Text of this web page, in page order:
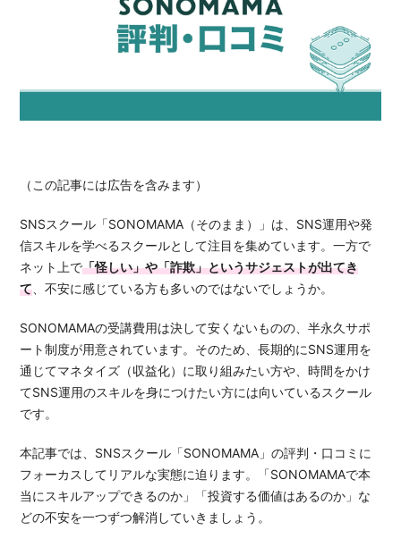
（この記事には広告を含みます）
SNSスクール「SONOMAMA（そのまま）」は、SNS運用や発
信スキルを学べるスクールとして注目を集めています。一方で
ネット上で「怪しい」や「詐欺」というサジェストが出てき
て 、不安に感じている方も多いのではないでしょうか。
SONOMAMAの受講費用は決して安くないものの、半永久サポ
ート制度が用意されています。そのため、長期的にSNS運用を
通じてマネタイズ（収益化）に取り組みたい方や、時間をかけ
てSNS運用のスキルを身につけたい方には向いているスクール
です。
本記事では、SNSスクール「SONOMAMA」の評判・口コミに
フォーカスしてリアルな実態に迫ります。「SONOMAMAで本
当にスキルアップできるのか」「投資する価値はあるのか」な
どの不安を一つずつ解消していきましょう。